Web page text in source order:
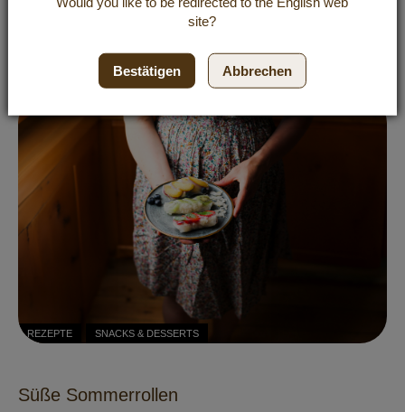
REZEPTE SNACKS & DESSERTS
Süße Sommerrollen
site?
Bestätigen Abbrechen